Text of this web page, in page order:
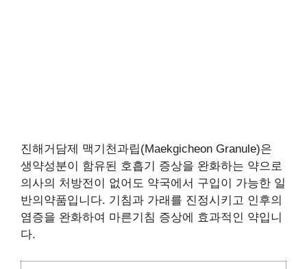
진해거담제 맥기천과립(Maekgicheon Granule)은
생약성분이 함유된 호흡기 증상을 완화하는 약으로
의사의 처방전이 없어도 약국에서 구입이 가능한 일
반의약품입니다. 기침과 가래를 진정시키고 인후의
염증을 완화하여 마른기침 증상에 효과적인 약입니
다.